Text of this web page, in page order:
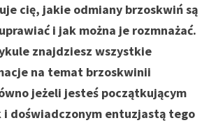
cię, jakie odmiany brzoskwiń są
i jak można je rozmnażać.
znajdziesz wszystkie
na temat brzoskwinii
jeżeli jesteś początkującym
doświadczonym entuzjastą tego